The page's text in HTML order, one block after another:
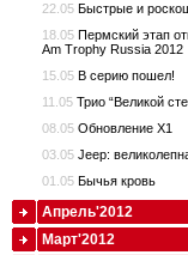
22.05 Быстрые и
18.05 Пермский этап
Am Trophy Russia 2012
15.05 В серию пошел!
11.05 Трио “Великой
08.05 Обновление X1
03.05 Jeep:
01.05 Бычья кровь
Апрель'2012
Март'2012